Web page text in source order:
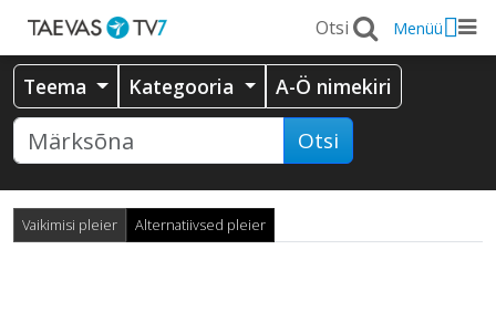
Menüü
Teema Kategooria A-Ö nimekiri
Otsi
Vaikimisi pleier Alternatiivsed pleier